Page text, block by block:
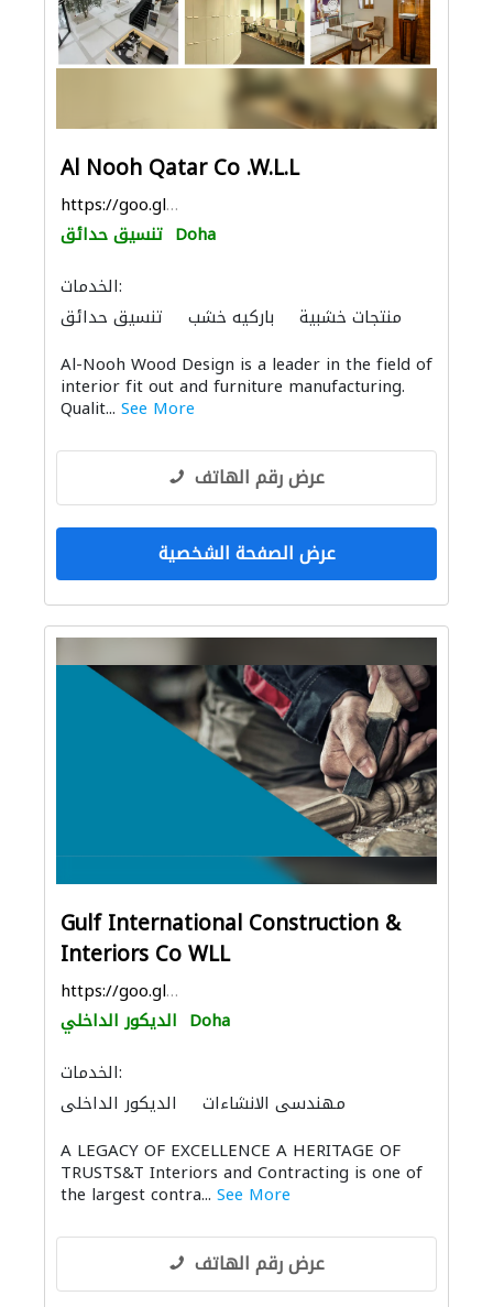
Al Nooh Qatar Co .W.L.L
https://goo.gl/maps/rgTU2bpEdFkU3SSB9
تنسيق حدائق Doha
الخدمات:
تنسيق حدائق
باركيه خشب منتجات خشبية
الاكسسوارات الحمامات والمطابخ
الحديد والأدوات المعدنية الموبيليا والنجارة
الديكور الداخلي
Al-Nooh Wood Design is a leader in the field of
interior fit out and furniture manufacturing.
Qualit... See More
عرض رقم الهاتف
عرض الصفحة الشخصية
Gulf International Construction &
Interiors Co WLL
https://goo.gl/maps/fVBx66Lu5rGuYdxZ6
الديكور الداخلي Doha
الخدمات:
الديكور الداخلي
مهندسي الانشاءات
منتجات الجبس الأثاث المكتبي الاكسسوارات
ميكانيكيون مقاولون تسليم مفتاح
الحديد والأدوات المعدنية
A LEGACY OF EXCELLENCE A HERITAGE OF
TRUSTS&T Interiors and Contracting is one of
the largest contra... See More
عرض رقم الهاتف